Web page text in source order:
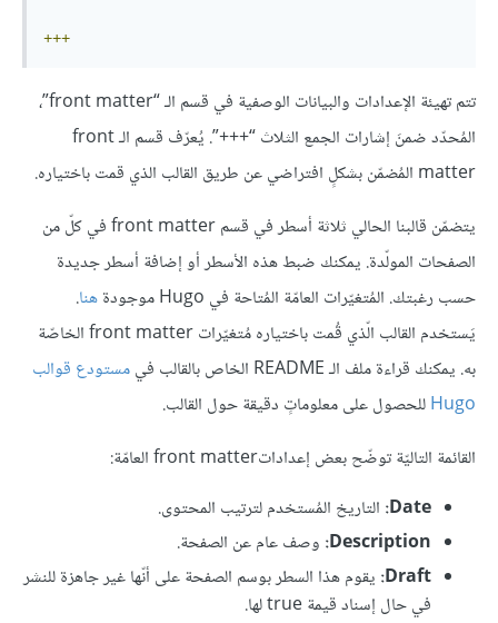
+++
تتم تهيئة الإعدادات والبيانات الوصفية في قسم الـ “front matter”،
المُحدّد ضمنَ إشارات الجمع الثلاث “+++”. يُعرّف قسم الـ front
matter المُضمّن بشكلٍ افتراضي عن طريق القالب الذي قمت باختياره.
يتضمّن قالبنا الحالي ثلاثة أسطر في قسم front matter في كلّ من
الصفحات المولّدة. يمكنك ضبط هذه الأسطر أو إضافة أسطر جديدة
حسب رغبتك. المُتغيّرات العامّة المُتاحة في Hugo موجودة
هنا.
يَستخدم القالب الّذي قُمت باختياره مُتغيّرات front matter الخاصّة
به. يمكنك قراءة ملف الـ README الخاص بالقالب في
مستودع قوالب
Hugoللحصول على معلوماتٍ دقيقة حول القالب.
القائمة التاليّة توضّح بعض إعداداتfront matter العامّة:
Date: التاريخ المُستخدم لترتيب المحتوى.
Description: وصف عام عن الصفحة.
Draft: يقوم هذا السطر بوسم الصفحة على أنّها غير جاهزة للنشر
في حال إسناد قيمة true لها.